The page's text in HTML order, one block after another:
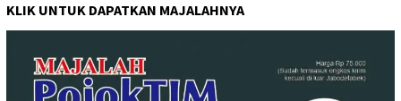
KLIK UNTUK DAPATKAN MAJALAHNYA